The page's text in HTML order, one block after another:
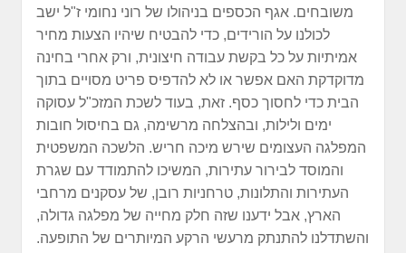
משובחים. אגף הכספים בניהולו של רוני נחומי ז"ל ישב
לכולנו על הורידים, כדי להבטיח שיהיו הצעות מחיר
אמיתיות על כל בקשת עבודה חיצונית, ורק אחרי בחינה
מדוקדקת האם אפשר או לא להדפיס פריט מסויים בתוך
הבית כדי לחסוך כסף. זאת, בעוד לשכת המזכ"ל עסוקה
ימים ולילות, ובהצלחה מרשימה, גם בחיסול חובות
המפלגה העצומים שירש מיכה חריש. הלשכה המשפטית
והמוסד לבירור עתירות, המשיכו להתמודד עם שגרת
העתירות והתלונות, טרחניות רובן, של עסקנים מרחבי
הארץ, אבל ידענו שזה חלק מחייה של מפלגה גדולה,
והשתדלנו להתנתק מרעשי הרקע המיותרים של התופעה.